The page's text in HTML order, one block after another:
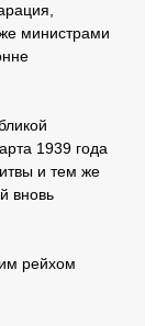
министрами
1939 года
и тем же
вновь
рейхом